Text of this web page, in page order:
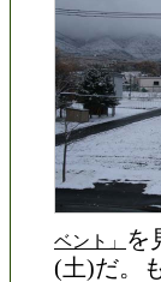
ベント」
を
(土)だ。